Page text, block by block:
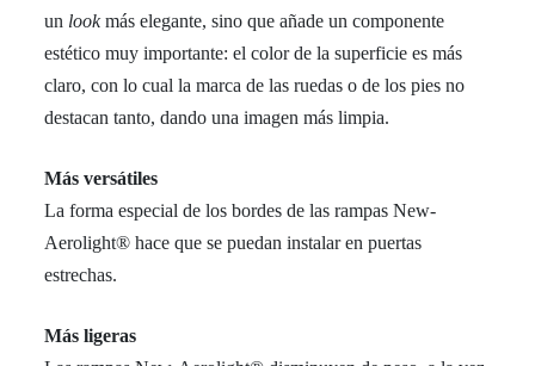
un lookmás elegante, sino que añade un componente
estético muy importante: el color de la superficie es más
claro, con lo cual la marca de las ruedas o de los pies no
destacan tanto, dando una imagen más limpia.
Más versátiles
La forma especial de los bordes de las rampas New-
Aerolight® hace que se puedan instalar en puertas
estrechas.
Más ligeras